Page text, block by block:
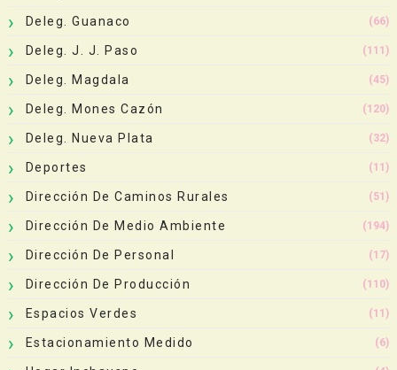
Deleg. Guanaco (66)
Deleg. J. J. Paso (111)
Deleg. Magdala (45)
Deleg. Mones Cazón (120)
Deleg. Nueva Plata (32)
Deportes (11)
Dirección De Caminos Rurales (51)
Dirección De Medio Ambiente (194)
Dirección De Personal (17)
Dirección De Producción (110)
Espacios Verdes (11)
Estacionamiento Medido (6)